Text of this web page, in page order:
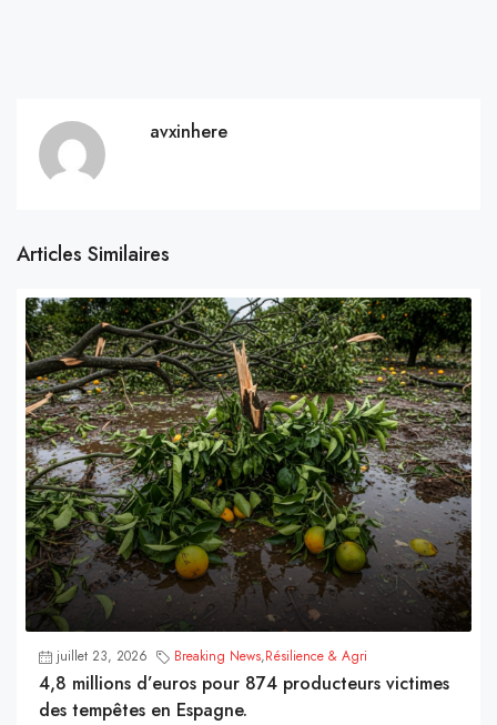
avxinhere
Articles Similaires
juillet 23, 2026 Breaking News,Résilience & Agri
4,8 millions d’euros pour 874 producteurs victimes
des tempêtes en Espagne.